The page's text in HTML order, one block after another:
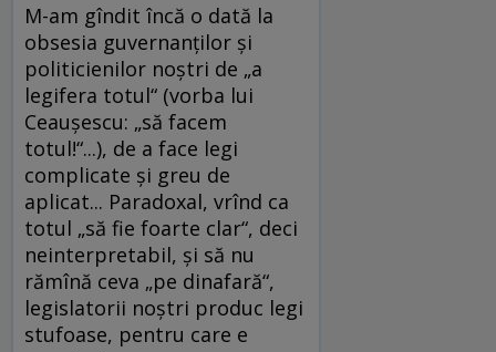
M-am gîndit încă o dată la
obsesia guvernanţilor şi
politicienilor noştri de „a
legifera totul“ (vorba lui
Ceauşescu: „să facem
totul!“...), de a face legi
complicate şi greu de
aplicat... Paradoxal, vrînd ca
totul „să fie foarte clar“, deci
neinterpretabil, şi să nu
rămînă ceva „pe dinafară“,
legislatorii noştri produc legi
stufoase, pentru care e